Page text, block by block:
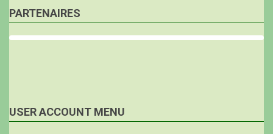
PARTENAIRES
USER ACCOUNT MENU